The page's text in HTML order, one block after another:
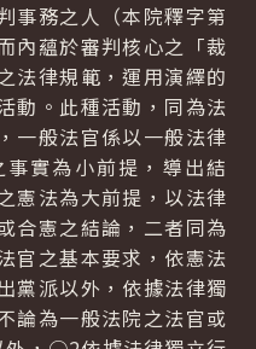
事務之人（本院釋字第
內蘊於審判核心之「裁
法律規範，運用演繹的
動。此種活動，同為法
一般法官係以一般法律
實為小前提，導出結
憲法為大前提，以法律
合憲之結論，二者同為
官之基本要求，依憲法
黨派以外，依據法律獨
論為一般法院之法官或